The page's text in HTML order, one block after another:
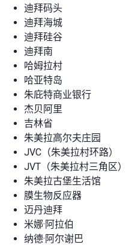
迪拜码头
迪拜海城
迪拜硅谷
迪拜南
哈姆拉村
哈亚特岛
朱庇特商业银行
杰贝阿里
吉林省
朱美拉高尔夫庄园
JVC（朱美拉村环路）
JVT（朱美拉村三角区）
朱美拉古堡生活馆
膜生物反应器
迈丹迪拜
米娜·阿拉伯
纳德·阿尔谢巴